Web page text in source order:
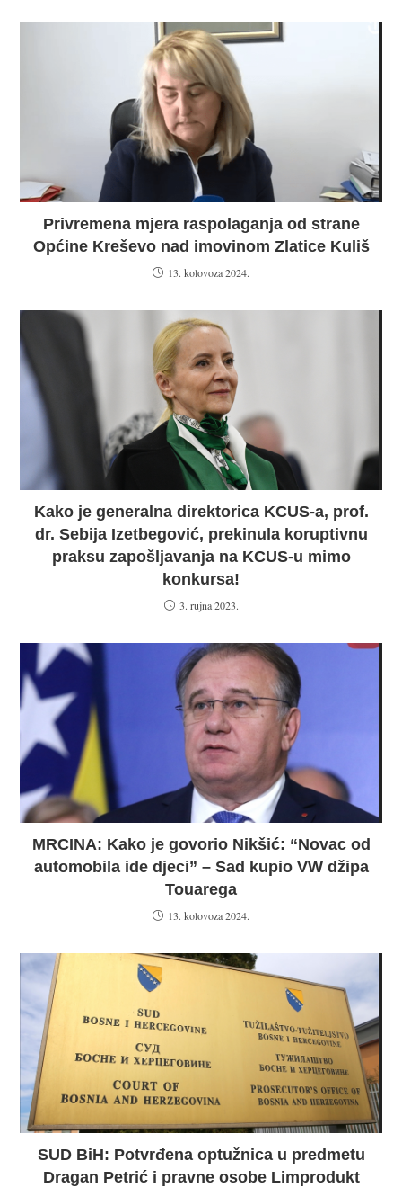
Privremena mjera raspolaganja od strane
Općine Kreševo nad imovinom Zlatice Kuliš
13. kolovoza 2024.
Kako je generalna direktorica KCUS-a, prof.
dr. Sebija Izetbegović, prekinula koruptivnu
praksu zapošljavanja na KCUS-u mimo
konkursa!
3. rujna 2023.
MRCINA: Kako je govorio Nikšić: “Novac od
automobila ide djeci” – Sad kupio VW džipa
Touarega
13. kolovoza 2024.
SUD BiH: Potvrđena optužnica u predmetu
Dragan Petrić i pravne osobe Limprodukt